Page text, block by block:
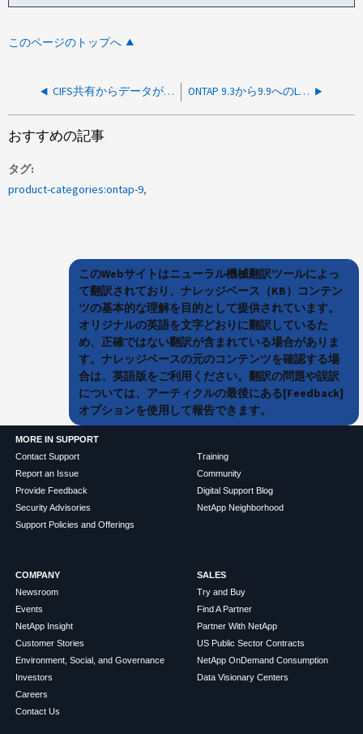
このページのトップへ
CIFS共有からデータが取得されるとJavaアプリケーションのパフォーマンスが低下する ONTAP 9.3から9.9へのLUN読み取りパフォーマンスの低下
おすすめの記事
タグ
product-categories:ontap-9
このWebサイトはニューラル機械翻訳ツールによっ
て翻訳されており、ナレッジベース（KB）コンテン
ツの基本的な理解を目的として提供されています。
オリジナルの英語を文字どおりに翻訳しているた
め、正確ではない翻訳が含まれている場合がありま
す。ナレッジベースの元のコンテンツを確認する場
合は、英語版をご利用ください。翻訳の問題や誤訳
については、アーティクルの最後にある[Feedback]
オプションを使用して報告できます。
MORE IN SUPPORT
Contact Support
Report an Issue
Provide Feedback
Security Advisories
Support Policies and Offerings
Training
Community
Digital Support Blog
NetApp Neighborhood
COMPANY
Newsroom
Events
NetApp Insight
Customer Stories
Environment, Social, and Governance
Investors
Careers
Contact Us
SALES
Try and Buy
Find A Partner
Partner With NetApp
US Public Sector Contracts
NetApp OnDemand Consumption
Data Visionary Centers